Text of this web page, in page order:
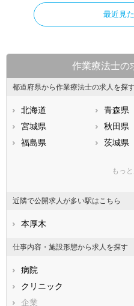
最近見
作業療法士の
都道府県から作業療法士の求人を探
北海道 青森県
宮城県
秋田県
福島県
茨城県
神奈川
石川県
福井県
静岡県
鳥取県
広島県
もっ
近隣で公開求人が多い駅はこちら
本厚木
仕事内容・施設形態から求人を探す
病院
クリニック
企業